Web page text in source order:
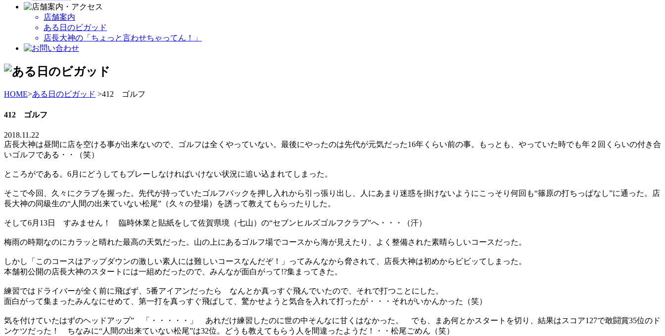
店舗案内
ある日のビガッド
店長大神の「ちょっと言わせちゃってん！」
HOME>ある日のビガッド >412 ゴルフ
412 ゴルフ
2018.11.22
店長大神は昼間に店を空ける事が出来ないので、ゴルフは全くやっていない。最後にやったのは先代が元気だった16年くらい前の事。もっとも、やっていた時でも年２回くらいの付き合
いゴルフである・・（笑）
ところがである。6月にどうしてもプレーしなければいけない状況に追い込まれてしまった。
そこで今回、久々にクラブを握った。先代が持っていたゴルフバックを押し入れから引っ張り出し、人にあまり迷惑を掛けないようにこっそり何回も“篠原の打ちっぱなし”に通った。店
長大神の同級生の“人間の出来ていない松尾”（久々の登場）を誘って教えてもらったりした。
そして6月13日 すみません！ 臨時休業と貼紙をして佐賀県境（七山）の“セブンヒルズゴルフクラブ”へ・・・（汗）
梅雨の時期なのにカラッと晴れた最高の天気だった。山の上にあるゴルフ場でコースから海が見えたり、よく整備された素晴らしいコースだった。
しかし「このコースはアップダウンの激しい素人には難しいコースなんだぞ！」ってみんなから脅されて、店長大神は初めからビビッてしまった。
本舗初公開の店長大神のスタートには一組めだったので、みんなが面白がって!?集まってきた。
練習ではドライバーが全く前に飛ばず、5番アイアンだったら なんとか真っすぐ飛んでいたので、それで打つことにした。
面白がって集まったみんなにせめて、第一打を真っすぐ飛ばして、驚かせようと気合を入れて打ったが・・・それがいかんかった（笑）
気を付けていたはずのヘッドアップ” 「・・・・・」 あれだけ練習したのに世の中そんなに甘くはなかった。 でも、まあ何とかスタートを切り、結果はスコア127で敢闘賞35位のド
ンケツだった！ ちなみに“人間の出来ていない松尾”は32位。どうも教えてもらう人を間違ったようだ！・・松尾ごめん（笑）